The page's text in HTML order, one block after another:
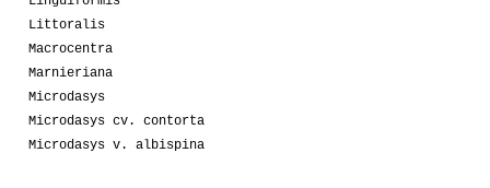
Littoralis
Macrocentra
Marnieriana
Microdasys
Microdasys cv. contorta
Microdasys v. albispina